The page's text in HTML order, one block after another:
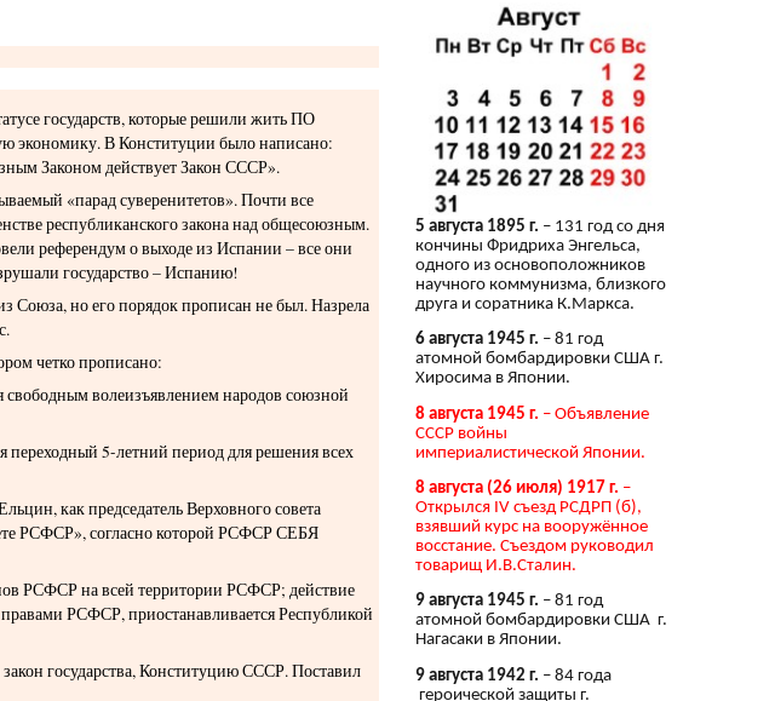
государств, которые решили жить ПО
В Конституции было написано:
Законом действует Закон СССР».
«парад суверенитетов». Почти все
республиканского закона над общесоюзным.
референдум о выходе из Испании – все они
государство – Испанию!
Союза, но его порядок прописан не был. Назрела
четко прописано:
волеизъявлением народов союзной
переходный 5-летний период для решения всех
как председатель Верховного совета
РСФСР», согласно которой РСФСР СЕБЯ
РСФСР на всей территории РСФСР; действие
РСФСР, приостанавливается Республикой
государства, Конституцию СССР. Поставил
5 августа 1895 г. – 131 год со дня
кончины Фридриха Энгельса,
одного из основоположников
научного коммунизма, близкого
друга и соратника К.Маркса.
6 августа 1945 г. – 81 год
атомной бомбардировки США г.
Хиросима в Японии.
8 августа 1945 г. – Объявление
СССР войны
империалистической Японии.
8 августа (26 июля) 1917 г. –
Открылся IV съезд РСДРП (б),
взявший курс на вооружённое
восстание. Съездом руководил
товарищ И.В.Сталин.
9 августа 1945 г. – 81 год
атомной бомбардировки США г.
Нагасаки в Японии.
9 августа 1942 г. – 84 года
героической защиты г.